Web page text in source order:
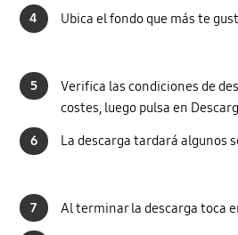
4 Ubica el fondo que más te
5
Verifica las condiciones de
costes, luego pulsa en
6 La descarga tardará algunos
7 Al terminar la descarga toca